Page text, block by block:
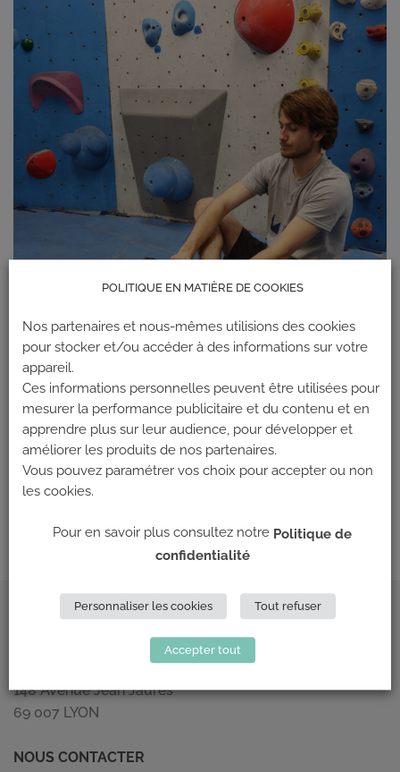
Les commentaires et les rétroliens sont actuellement fermés.
←Précédent
ADRESSE
Climb Up (Siège social)
148 Avenue Jean Jaurès
69 007 LYON
NOUS CONTACTER
POLITIQUE EN MATIÈRE DE COOKIES
Nos partenaires et nous-mêmes utilisions des cookies
pour stocker et/ou accéder à des informations sur votre
appareil.
Ces informations personnelles peuvent être utilisées pour
mesurer la performance publicitaire et du contenu et en
apprendre plus sur leur audience, pour développer et
améliorer les produits de nos partenaires.
Vous pouvez paramétrer vos choix pour accepter ou non
les cookies.
Pour en savoir plus consultez notre Politique de
confidentialité
Personnaliser les cookies Tout refuser
Accepter tout